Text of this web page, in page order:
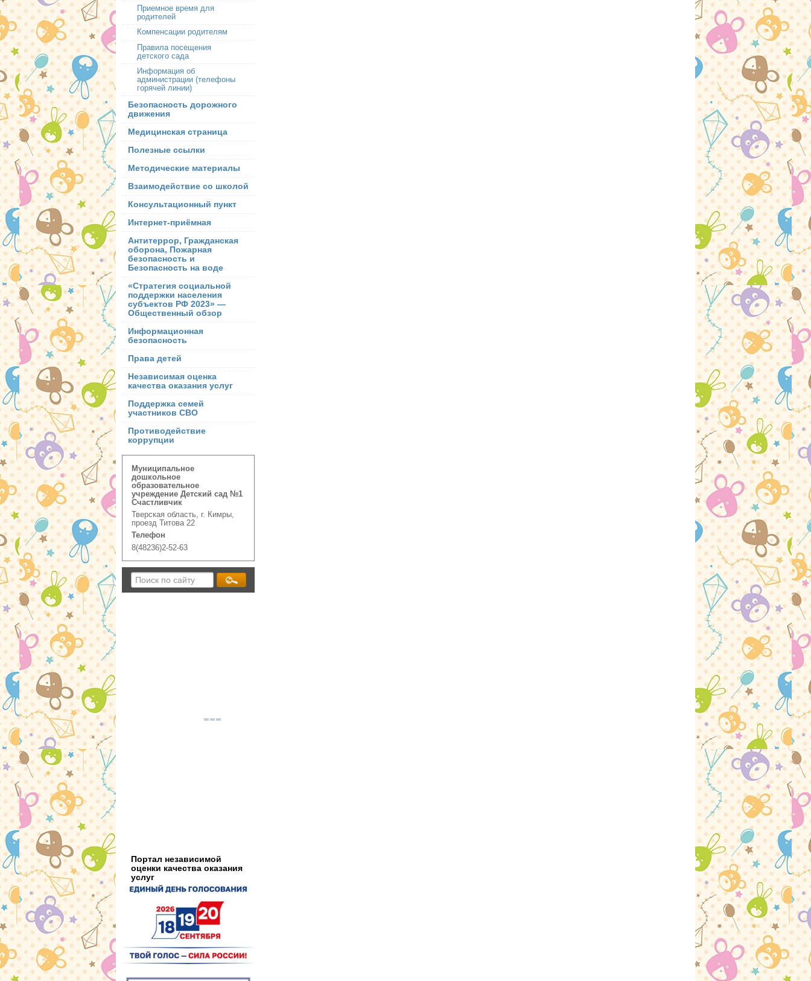
Приемное время для
родителей
Компенсации родителям
Правила посещения
детского сада
Информация об
администрации (телефоны
горячей линии)
Безопасность дорожного
движения
Медицинская страница
Полезные ссылки
Методические материалы
Взаимодействие со школой
Консультационный пункт
Интернет-приёмная
Антитеррор, Гражданская
оборона, Пожарная
безопасность и
Безопасность на воде
«Стратегия социальной
поддержки населения
субъектов РФ 2023» —
Общественный обзор
Информационная
безопасность
Права детей
Независимая оценка
качества оказания услуг
Поддержка семей
участников СВО
Противодействие
коррупции
Муниципальное
дошкольное
образовательное
учреждение Детский сад №1
Счастливчик
Тверская область, г. Кимры,
проезд Титова 22
Телефон
8(48236)2-52-63
Портал независимой
оценки качества оказания
услуг